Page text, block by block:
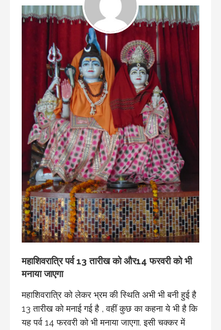
महाशिवरात्रि पर्व 13 तारीख को और14 फरवरी को भी
मनाया जाएगा
महाशिवरात्रि को लेकर भ्रम की स्थिति अभी भी बनी हुई है
13 तारीख को मनाई गई है , वहीं कुछ का कहना ये भी है कि
यह पर्व 14 फरवरी को भी मनाया जाएगा. इसी चक्‍कर में